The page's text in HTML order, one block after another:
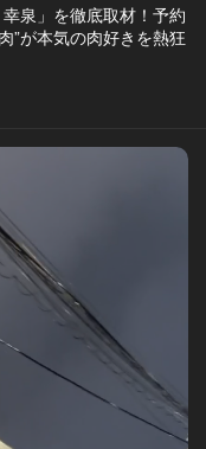
泉」を徹底取材！予約
”が本気の肉好きを熱狂